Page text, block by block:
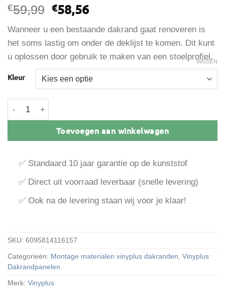
€59,99 Oorspronkelijke
prijs
was:
€59,99.
€58,56Huidige
is:
€58,56.
Wanneer u een bestaande dakrand gaat renoveren is
het soms lastig om onder de deklijst te komen. Dit kunt
u oplossen door gebruik te maken van een stoelprofiel.
Kleur
WISSEN
Vinyplus stoelprofiel 16 mm inwendig aantal
Toevoegen aan winkelwagen
✅ Standaard 10 jaar garantie op de kunststof
✅ Direct uit voorraad leverbaar (snelle levering)
✅ Ook na de levering staan wij voor je klaar!
SKU: 6095814116157
Categorieën: Montage materialen vinyplus dakranden Vinyplus
Dakrandpanelen
Merk: Vinyplus